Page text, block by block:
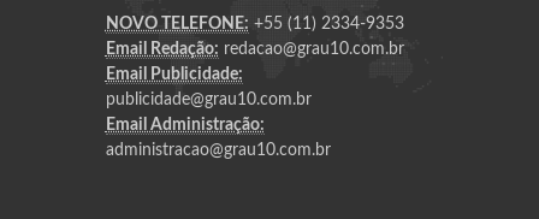
NOVO TELEFONE: +55 (11) 2334-9353
Email Redação: redacao@grau10.com.br
Email Publicidade:
publicidade@grau10.com.br
Email Administração:
administracao@grau10.com.br